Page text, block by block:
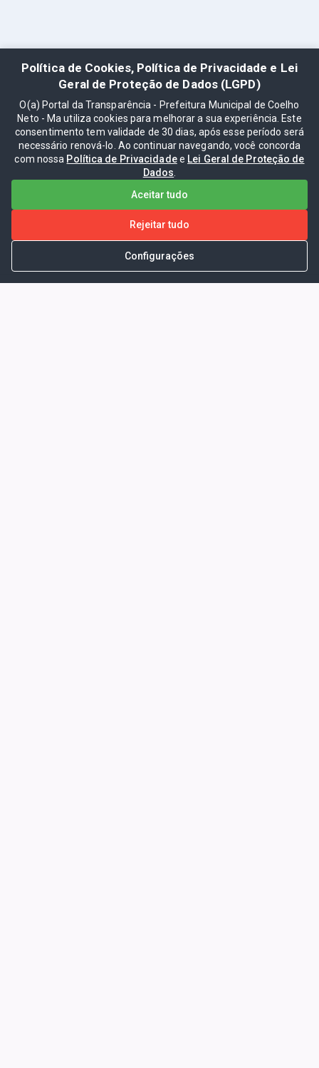
Política de Cookies, Política de Privacidade e Lei
Geral de Proteção de Dados (LGPD)
O(a) Portal da Transparência - Prefeitura Municipal de Coelho
Neto - Ma utiliza cookies para melhorar a sua experiência. Este
consentimento tem validade de 30 dias, após esse período será
necessário renová-lo. Ao continuar navegando, você concorda
com nossa Política de Privacidadee Lei Geral de Proteção de
Dados
Aceitar tudo
Rejeitar tudo
Configurações